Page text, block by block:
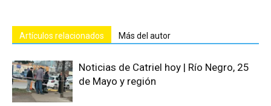
Artículos relacionados Más del autor
Noticias de Catriel hoy | Río Negro, 25
de Mayo y región